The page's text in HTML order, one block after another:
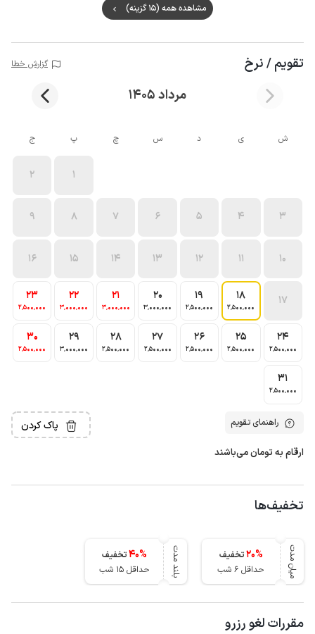
مشاهده همه (15 گزینه)
تقویم / نرخ گزارش خطا
مرداد 1405
ش ی د س چ پ ج
1
2
3
4
5
6
7
8
9
10
11
12
13
14
15
16
17
18
2٬500٬000
19
2٬500٬000
20
3٬000٬000
21
3٬000٬000
22
3٬000٬000
23
2٬500٬000
24
2٬500٬000
25
2٬500٬000
26
2٬500٬000
27
2٬500٬000
28
2٬500٬000
29
3٬000٬000
30
2٬500٬000
31
2٬500٬000
راهنمای تقویم پاک کردن
ارقام به تومان می‌باشند
تخفیف‌ها
میان مدت 20%
تخفیف
حداقل 6 شب
بلند مدت 40%
تخفیف
حداقل 15 شب
مقررات لغو رزرو